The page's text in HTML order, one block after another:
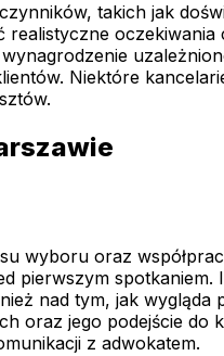
takich jak
Niektóre
wyboru oraz
nad tym, jak
jego podejście do
z adwokatem.